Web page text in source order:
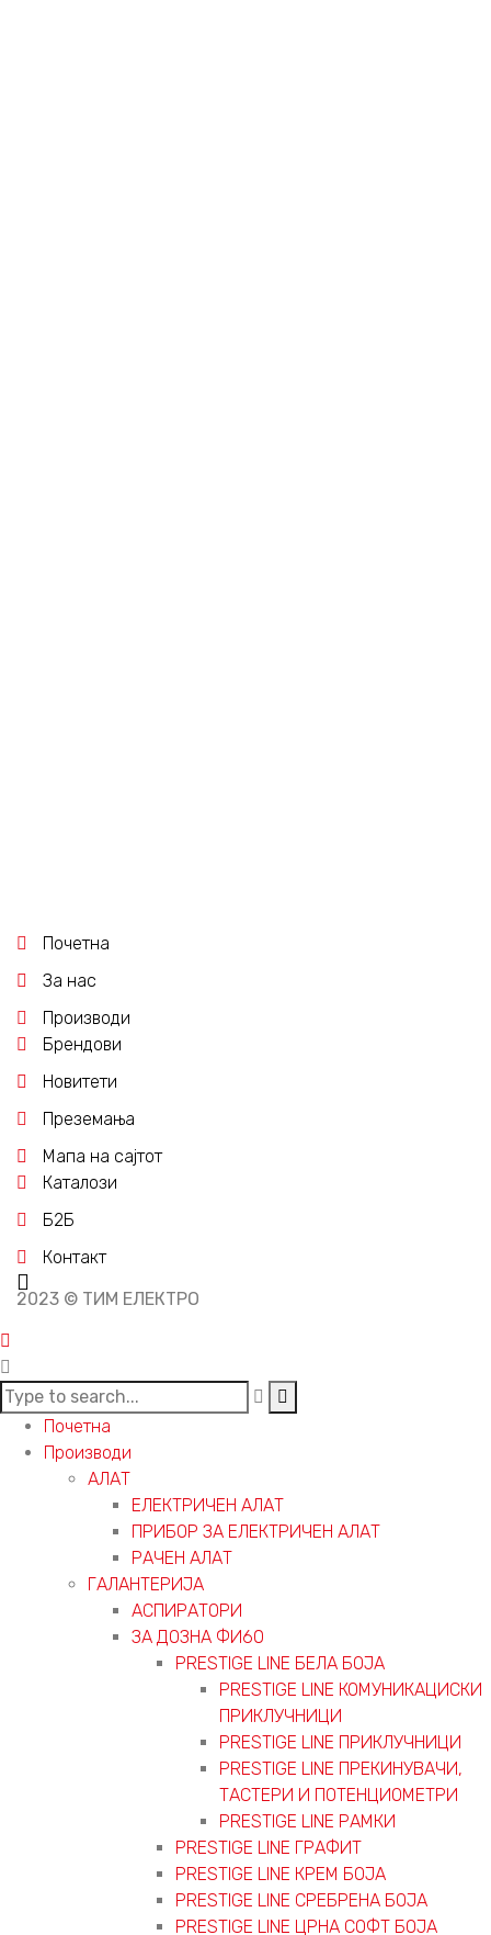
Почетна
За нас
Производи
Брендови
Новитети
Преземања
Мапа на сајтот
Каталози
Б2Б
Контакт
2023 © ТИМ ЕЛЕКТРО
Почетна
Производи
АЛАТ
ЕЛЕКТРИЧЕН АЛАТ
ПРИБОР ЗА ЕЛЕКТРИЧЕН АЛАТ
РАЧЕН АЛАТ
ГАЛАНТЕРИЈА
АСПИРАТОРИ
ЗА ДОЗНА ФИ60
PRESTIGE LINE БЕЛА БОЈА
PRESTIGE LINE КОМУНИКАЦИСКИ
ПРИКЛУЧНИЦИ
PRESTIGE LINE ПРИКЛУЧНИЦИ
PRESTIGE LINE ПРЕКИНУВАЧИ,
ТАСТЕРИ И ПОТЕНЦИОМЕТРИ
PRESTIGE LINE РАМКИ
PRESTIGE LINE ГРАФИТ
PRESTIGE LINE КРЕМ БОЈА
PRESTIGE LINE СРЕБРЕНА БОЈА
PRESTIGE LINE ЦРНА СОФТ БОЈА